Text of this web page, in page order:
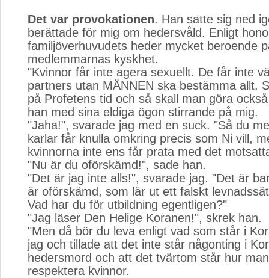
Det var provokationen. Han satte sig ned
berättade för mig om hedersvåld. Enligt
familjöverhuvudets heder mycket beroende
medlemmarnas kyskhet.
"Kvinnor får inte agera sexuellt. De får inte
partners utan MÄNNEN ska bestämma allt.
på Profetens tid och så skall man göra
han med sina eldiga ögon stirrande på mig.
"Jaha!", svarade jag med en suck. "Så du
karlar får knulla omkring precis som Ni vill,
kvinnorna inte ens får prata med det
"Nu är du oförskämd!", sade han.
"Det är jag inte alls!", svarade jag. "Det är
är oförskämd, som lär ut ett falskt
Vad har du för utbildning egentligen?"
"Jag läser Den Helige Koranen!", skrek han.
"Men då bör du leva enligt vad som står i
jag och tillade att det inte står någonting i
hedersmord och att det tvärtom står hur
respektera kvinnor.